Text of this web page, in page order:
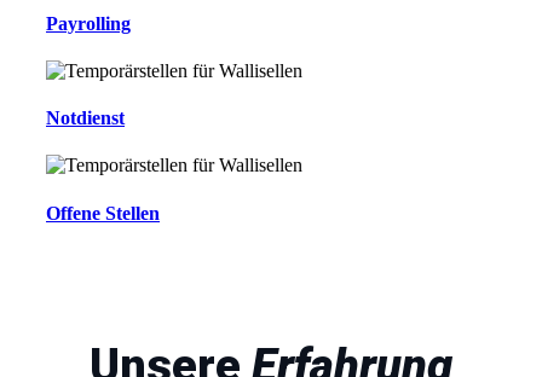
Payrolling
Notdienst
Offene Stellen
Unsere Erfahrung